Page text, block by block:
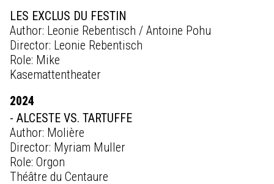
LES EXCLUS DU FESTIN
Author: Leonie Rebentisch / Antoine Pohu
Director: Leonie Rebentisch
Role: Mike
Kasemattentheater
2024
- ALCESTE VS. TARTUFFE
Author: Molière
Director: Myriam Muller
Role: Orgon
Théâtre du Centaure